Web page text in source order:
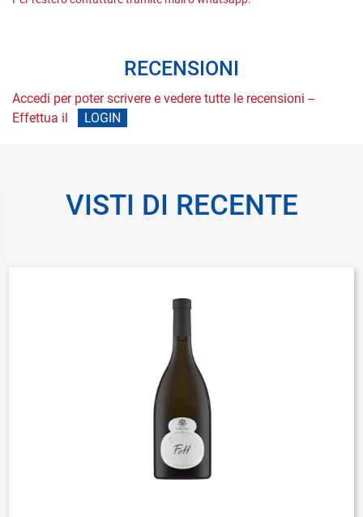
RECENSIONI
Accedi per poter scrivere e vedere tutte le recensioni --
Effettua il
LOGIN
VISTI DI RECENTE